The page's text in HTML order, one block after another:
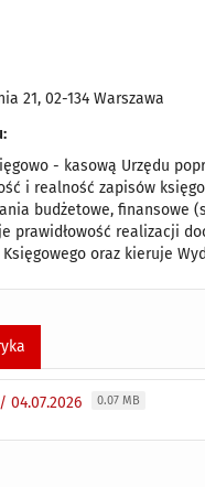
21, 02-134 Warszawa
- kasową Urzędu
i realność zapisów
budżetowe,
prawidłowość realizacji
Księgowego oraz kieruje
04.07.2026 0.07 MB